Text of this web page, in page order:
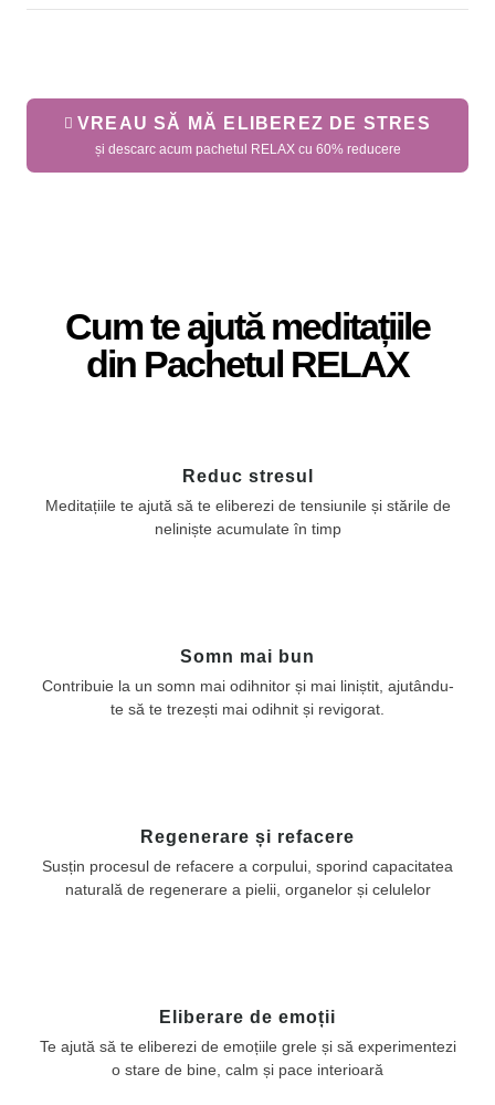
VREAU SĂ MĂ ELIBEREZ DE STRES
și descarc acum pachetul RELAX cu 60% reducere
Cum te ajută meditațiile
din Pachetul RELAX
Reduc stresul
Meditațiile te ajută să te eliberezi de tensiunile și stările de
neliniște acumulate în timp
Somn mai bun
Contribuie la un somn mai odihnitor și mai liniștit, ajutându-
te să te trezești mai odihnit și revigorat.
Regenerare și refacere
Susțin procesul de refacere a corpului, sporind capacitatea
naturală de regenerare a pielii, organelor și celulelor
Eliberare de emoții
Te ajută să te eliberezi de emoțiile grele și să experimentezi
o stare de bine, calm și pace interioară